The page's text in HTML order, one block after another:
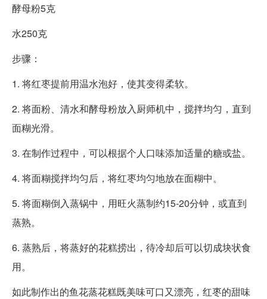
酵母粉5克
水250克
步骤：
1. 将红枣提前用温水泡好，使其变得柔软。
2. 将面粉、清水和酵母粉放入厨师机中，搅拌均匀，直到
面糊光滑。
3. 在制作过程中，可以根据个人口味添加适量的糖或盐。
4. 将面糊搅拌均匀后，将红枣均匀地放在面糊中。
5. 将面糊倒入蒸锅中，用旺火蒸制约15-20分钟，或直到
蒸熟。
6. 蒸熟后，将蒸好的花糕捞出，待冷却后可以切成块状食
用。
如此制作出的鱼花蒸花糕既美味可口又漂亮，红枣的甜味